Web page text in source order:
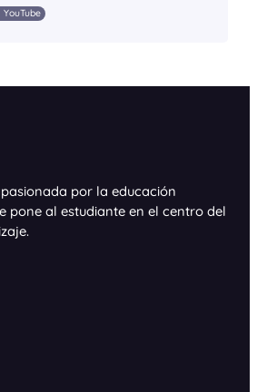
YouTube
por la educación
pone al estudiante en el centro del